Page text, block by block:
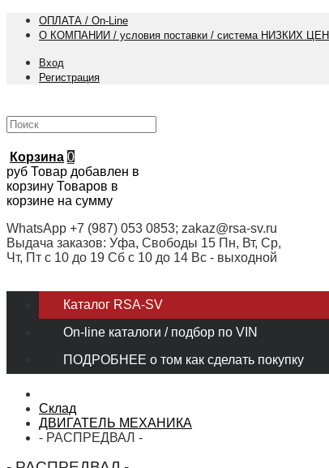
ОПЛАТА / On-Line
О КОМПАНИИ / условия поставки / система НИЗКИХ ЦЕН
Вход
Регистрация
Корзина 0
руб Товар добавлен в
корзину Товаров в
корзине на сумму
WhatsApp +7 (987) 053 0853; zakaz@rsa-sv.ru
Выдача заказов: Уфа, Свободы 15 Пн, Вт, Ср,
Чт, Пт с 10 до 19 Сб с 10 до 14 Вс - выходной
Каталог RSA-SV
On-line каталоги / подбор по VIN
ПОДРОБНЕЕ о том как сделать покупку
Склад
ДВИГАТЕЛЬ МЕХАНИКА
- РАСПРЕДВАЛ -